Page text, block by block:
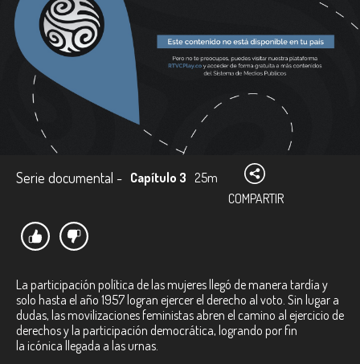
Serie documental - Capítulo 3 25m
COMPARTIR
La participación política de las mujeres llegó de manera tardía y
solo hasta el año 1957 logran ejercer el derecho al voto. Sin lugar a
dudas, las movilizaciones feministas abren el camino al ejercicio de
derechos y la participación democrática, logrando por fin
la icónica llegada a las urnas.